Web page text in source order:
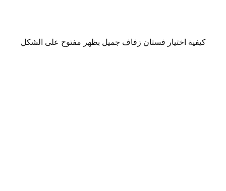
كيفية اختيار فستان زفاف جميل بظهر مفتوح على الشكل